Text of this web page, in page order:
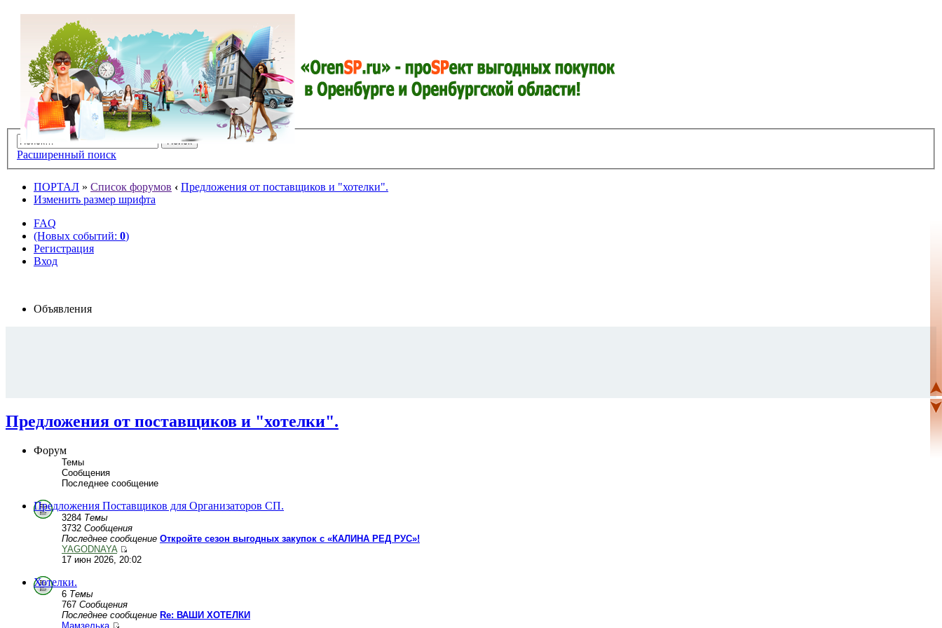
Расширенный поиск
ПОРТАЛ » Список форумов ‹ Предложения от поставщиков и "хотелки".
Изменить размер шрифта
FAQ
(Новых событий: 0)
Регистрация
Вход
Объявления
Предложения от поставщиков и "хотелки".
Форум
Темы
Сообщения
Последнее сообщение
Предложения Поставщиков для Организаторов СП.
3284 Темы
3732 Сообщения
Последнее сообщение Откройте сезон выгодных закупок с «КАЛИНА РЕД РУС»!
YAGODNAYA
17 июн 2026, 20:02
Хотелки.
6 Темы
767 Сообщения
Последнее сообщение Re: ВАШИ ХОТЕЛКИ
Мамзелька